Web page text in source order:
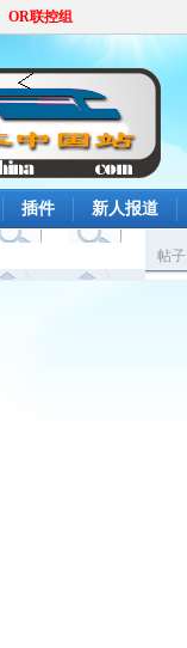
OR联控组
插件 新人报道
帖子